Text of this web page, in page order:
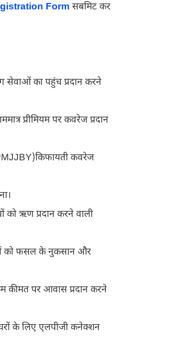
Form सबमिट कर
का पहुंच प्रदान करने
प्रीमियम पर कवरेज प्रदान
कवरेज
ऋण प्रदान करने वाली
को फसल के नुकसान और
पर आवास प्रदान करने
के लिए एलपीजी कनेक्शन